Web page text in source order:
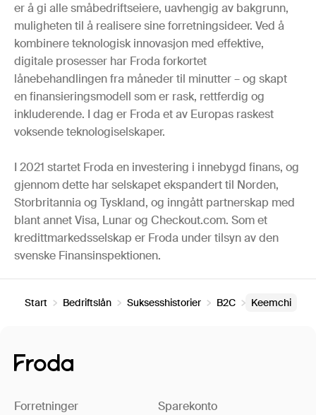
er å gi alle småbedriftseiere, uavhengig av bakgrunn,
muligheten til å realisere sine forretningsideer. Ved å
kombinere teknologisk innovasjon med effektive,
digitale prosesser har Froda forkortet
lånebehandlingen fra måneder til minutter – og skapt
en finansieringsmodell som er rask, rettferdig og
inkluderende. I dag er Froda et av Europas raskest
voksende teknologiselskaper.
I 2021 startet Froda en investering i innebygd finans, og
gjennom dette har selskapet ekspandert til Norden,
Storbritannia og Tyskland, og inngått partnerskap med
blant annet Visa, Lunar og Checkout.com. Som et
kredittmarkedsselskap er Froda under tilsyn av den
svenske Finansinspektionen.
Start Bedriftslån Suksesshistorier B2C Keemchi
Forretninger Sparekonto